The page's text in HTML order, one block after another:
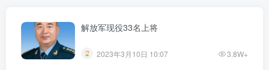
解放军现役33名上将
2023年3月10日 10:07 3.8W+